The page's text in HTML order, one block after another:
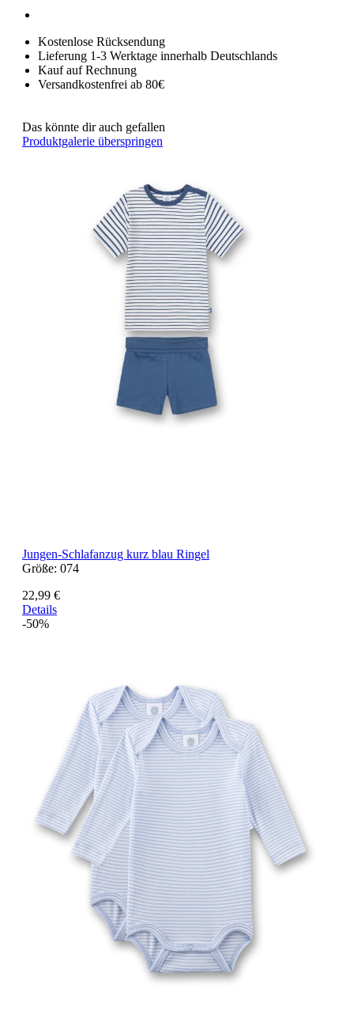
Kostenlose Rücksendung
Lieferung 1-3 Werktage innerhalb Deutschlands
Kauf auf Rechnung
Versandkostenfrei ab 80€
Das könnte dir auch gefallen
Produktgalerie überspringen
Jungen-Schlafanzug kurz blau Ringel
Größe: 074
22,99 €
Details
-50%